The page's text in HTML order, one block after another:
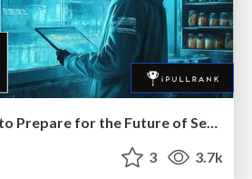
SEO in 2025: How to Prepare for the Future of Search
3 3.7k